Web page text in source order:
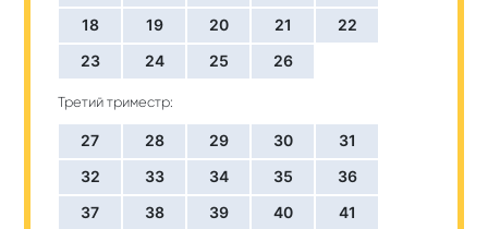
18
19 20 21
22
23
24 25 26
Третий триместр:
27 28 29 30
31
32
33 34 35
36
37
38 39 40 41